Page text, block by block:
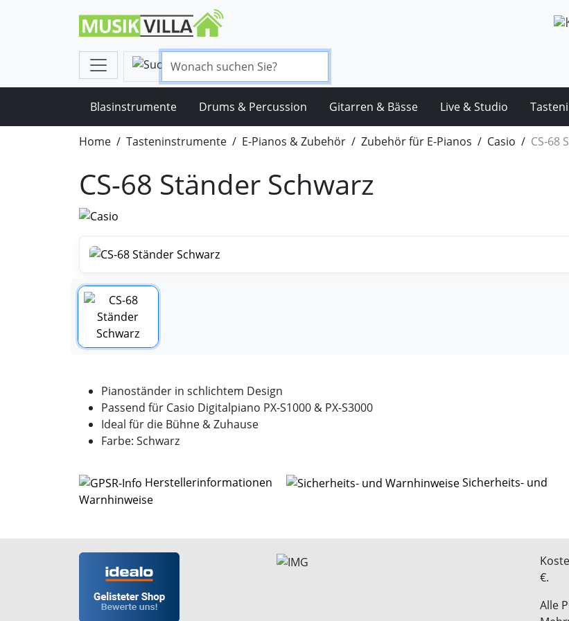
Blasinstrumente Drums & Percussion Gitarren & Bässe Live & Studio
Home Tasteninstrumente E-Pianos & Zubehör Zubehör für E-Pianos Casio CS-68
CS-68 Ständer Schwarz
Pianoständer in schlichtem Design
Passend für Casio Digitalpiano PX-S1000 & PX-S3000
Ideal für die Bühne & Zuhause
Farbe: Schwarz
Herstellerinformationen
Sicherheits- und
Warnhinweise
€.
Alle